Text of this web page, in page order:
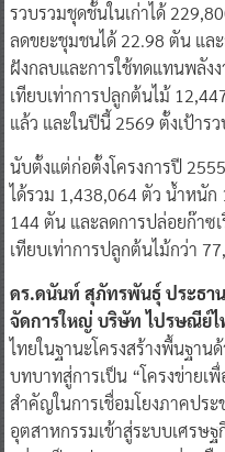
รวบรวมชุดชั้นในเก่าได้
ลดขยะชุมชนได้ 22.98 ตัน แล
ฝังกลบและการใช้ทดแทนพลัง
เทียบเท่าการปลูกต้นไม้
แล้ว และในปีนี้ 2569 ตั้งเป้าร
นับตั้งแต่ก่อตั้งโครงการปี
ได้รวม 1,438,064 ตัว น้ำหนั
144 ตัน และลดการปล่อยก๊าซ
เทียบเท่าการปลูกต้นไม้กว่า
ดร.ดนันท์ สุภัทรพันธุ์ ประธา
จัดการใหญ่ บริษัท ไปรษณีย์ไ
ไทยในฐานะโครงสร้างพื้นฐาน
บทบาทสู่การเป็น “โครงข่ายเ
สำคัญในการเชื่อมโยงภาคปร
อุตสาหกรรมเข้าสู่ระบบเศรษ